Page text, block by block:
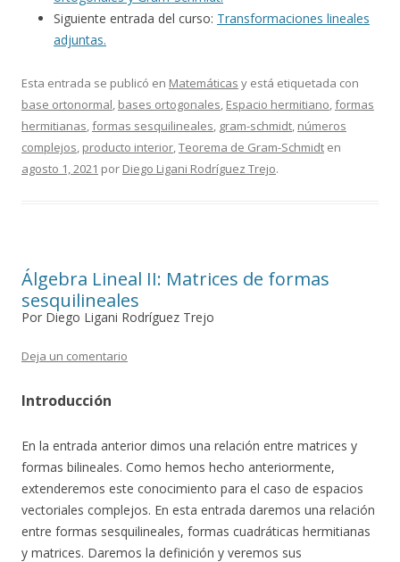
Siguiente entrada del curso: Transformaciones lineales
adjuntas.
Esta entrada se publicó en Matemáticas y está etiquetada con
base ortonormal, bases ortogonales, Espacio hermitiano,formas
hermitianas,formas sesquilineales, gram-schmidt, números
complejos, producto interior,Teorema de Gram-Schmidt en
agosto 1, 2021 por Diego Ligani Rodríguez Trejo.
Álgebra Lineal II: Matrices de formas
sesquilineales
Por Diego Ligani Rodríguez Trejo
Deja un comentario
Introducción
En la entrada anterior dimos una relación entre matrices y
formas bilineales. Como hemos hecho anteriormente,
extenderemos este conocimiento para el caso de espacios
vectoriales complejos. En esta entrada daremos una relación
entre formas sesquilineales, formas cuadráticas hermitianas
y matrices. Daremos la definición y veremos sus